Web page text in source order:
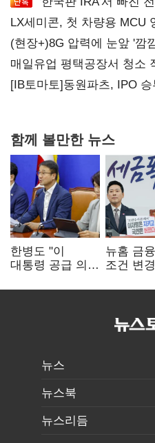
LX세미콘, 첫 차량용 MCU
공급
(현장+)8G 압력에 눈앞 '깜
화려한 에어쇼 뒤 땀방울
매일유업 평택공장서 청소
사망…"안전관리체계 재점
[IB토마토]동원파츠, IPO
함께 볼만한 뉴스
한병도 "이
대통령 공급 의지
삼지 말아야"
뉴홈 금
조건 변
분양사기
뉴스
뉴스북
뉴스리듬